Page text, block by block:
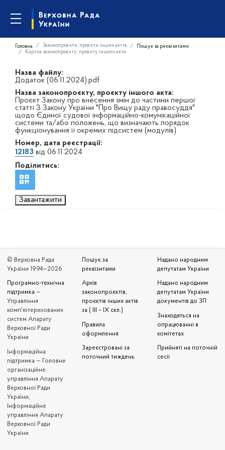
Головна Законопроєкти, проєкти інших актів
Пошук за реквізитами
Картка законопроєкту, проєкту іншого акта
Назва файлу:
Додаток (06.11.2024).pdf
Назва законопроєкту, проєкту іншого акта:
Проєкт Закону про внесення змін до частини першої
статті 3 Закону України "Про Вищу раду правосуддя"
щодо Єдиної судової інформаційно-комунікаційної
системи та/або положень, що визначають порядок
функціонування її окремих підсистем (модулів)
Номер, дата реєстрації:
12183 від 06.11.2024
Поділитись:
Завантажити
© Верховна Рада
України 1994—2026
Програмно-технічна
підтримка —
Управління
комп'ютеризованих
систем Апарату
Верховної Ради
України
Iнформаційна
підтримка — Головне
організаційне
управління Апарату
Верховної Ради
України,
Інформаційне
управління Апарату
Верховної Ради
України
Пошук за
реквізитами
Архів
законопроєктів,
проєктів інших актів
за ( III – IX скл.)
Правила
оформлення
Зареєстровані за
поточний тиждень
Надано народним
депутатам України
Надано народним
депутатам України
документів до ЗП
Знаходяться на
опрацюванні в
комітетах
Прийняті на поточній
сесії